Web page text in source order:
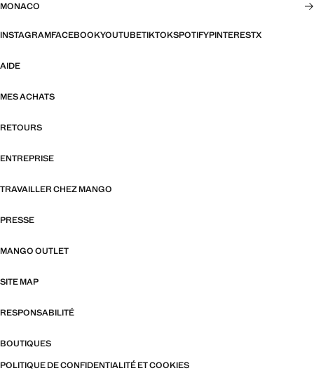
MONACO
INSTAGRAMFACEBOOKYOUTUBETIKTOKSPOTIFYPINTERESTX
AIDE
MES ACHATS
RETOURS
ENTREPRISE
TRAVAILLER CHEZ MANGO
PRESSE
MANGO OUTLET
SITE MAP
RESPONSABILITÉ
BOUTIQUES
POLITIQUE DE CONFIDENTIALITÉ ET COOKIES